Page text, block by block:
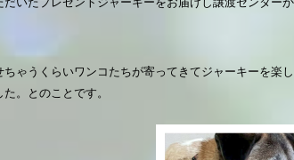
ゃうくらいワンコたちが寄ってきてジャーキーを楽し
。とのことです。